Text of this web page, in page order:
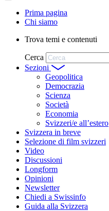
Prima pagina
Chi siamo
Trova temi e contenuti
Cerca
Sezioni
Geopolitica
Democrazia
Scienza
Società
Economia
Svizzeri/e all’estero
Svizzera in breve
Selezione di film svizzeri
Video
Discussioni
Longform
Opinioni
Newsletter
Chiedi a Swissinfo
Guida alla Svizzera